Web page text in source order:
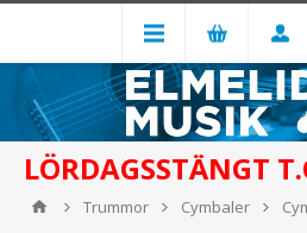
LÖRDAGSSTÄNGT
Trummor Cymbaler